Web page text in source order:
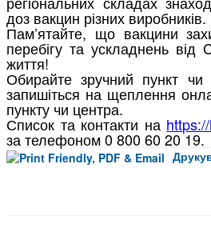
доз вакцин різних виробників.
Пам’ятайте, що вакцини
перебігу та ускладнень від
життя!
Обирайте зручний пункт чи
запишіться на щеплення
пункту чи центра.
Список та контакти на
за телефоном 0 800 60 20 19.